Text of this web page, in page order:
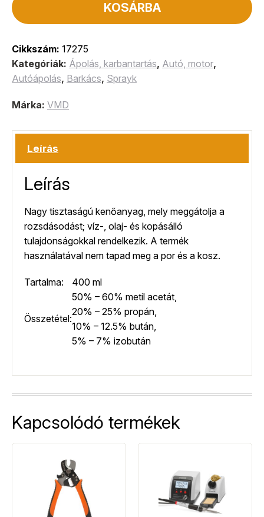
KOSÁRBA
Cikkszám: 17275
Kategóriák: Ápolás, karbantartás, Autó, motor,
Autóápolás, Barkács, Sprayk
Márka: VMD
Leírás
Leírás
Nagy tisztaságú kenőanyag, mely meggátolja a
rozsdásodást; víz-, olaj- és kopásálló
tulajdonságokkal rendelkezik. A termék
használatával nem tapad meg a por és a kosz.
Tartalma: 400 ml
Összetétel:
50% – 60% metil acetát,
20% – 25% propán,
10% – 12.5% bután,
5% – 7% izobután
Kapcsolódó termékek